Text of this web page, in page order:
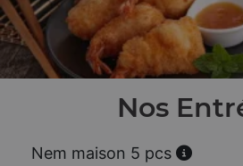
Nos
Nem maison 5 pcs